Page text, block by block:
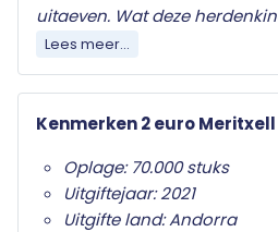
uitgeven. Wat deze
onderscheid van de gewone
het herdenkingsonderwerp
Alleen de twee euro munt
herdenkingsmunt gebruikt
hele eurogebied wettig
als gewone euromunten
moeten worden geaccepteerd.
Lees meer...
Kenmerken 2 euro
Oplage: 70.000 stuks
Uitgiftejaar: 2021
Uitgifte land: Andorra